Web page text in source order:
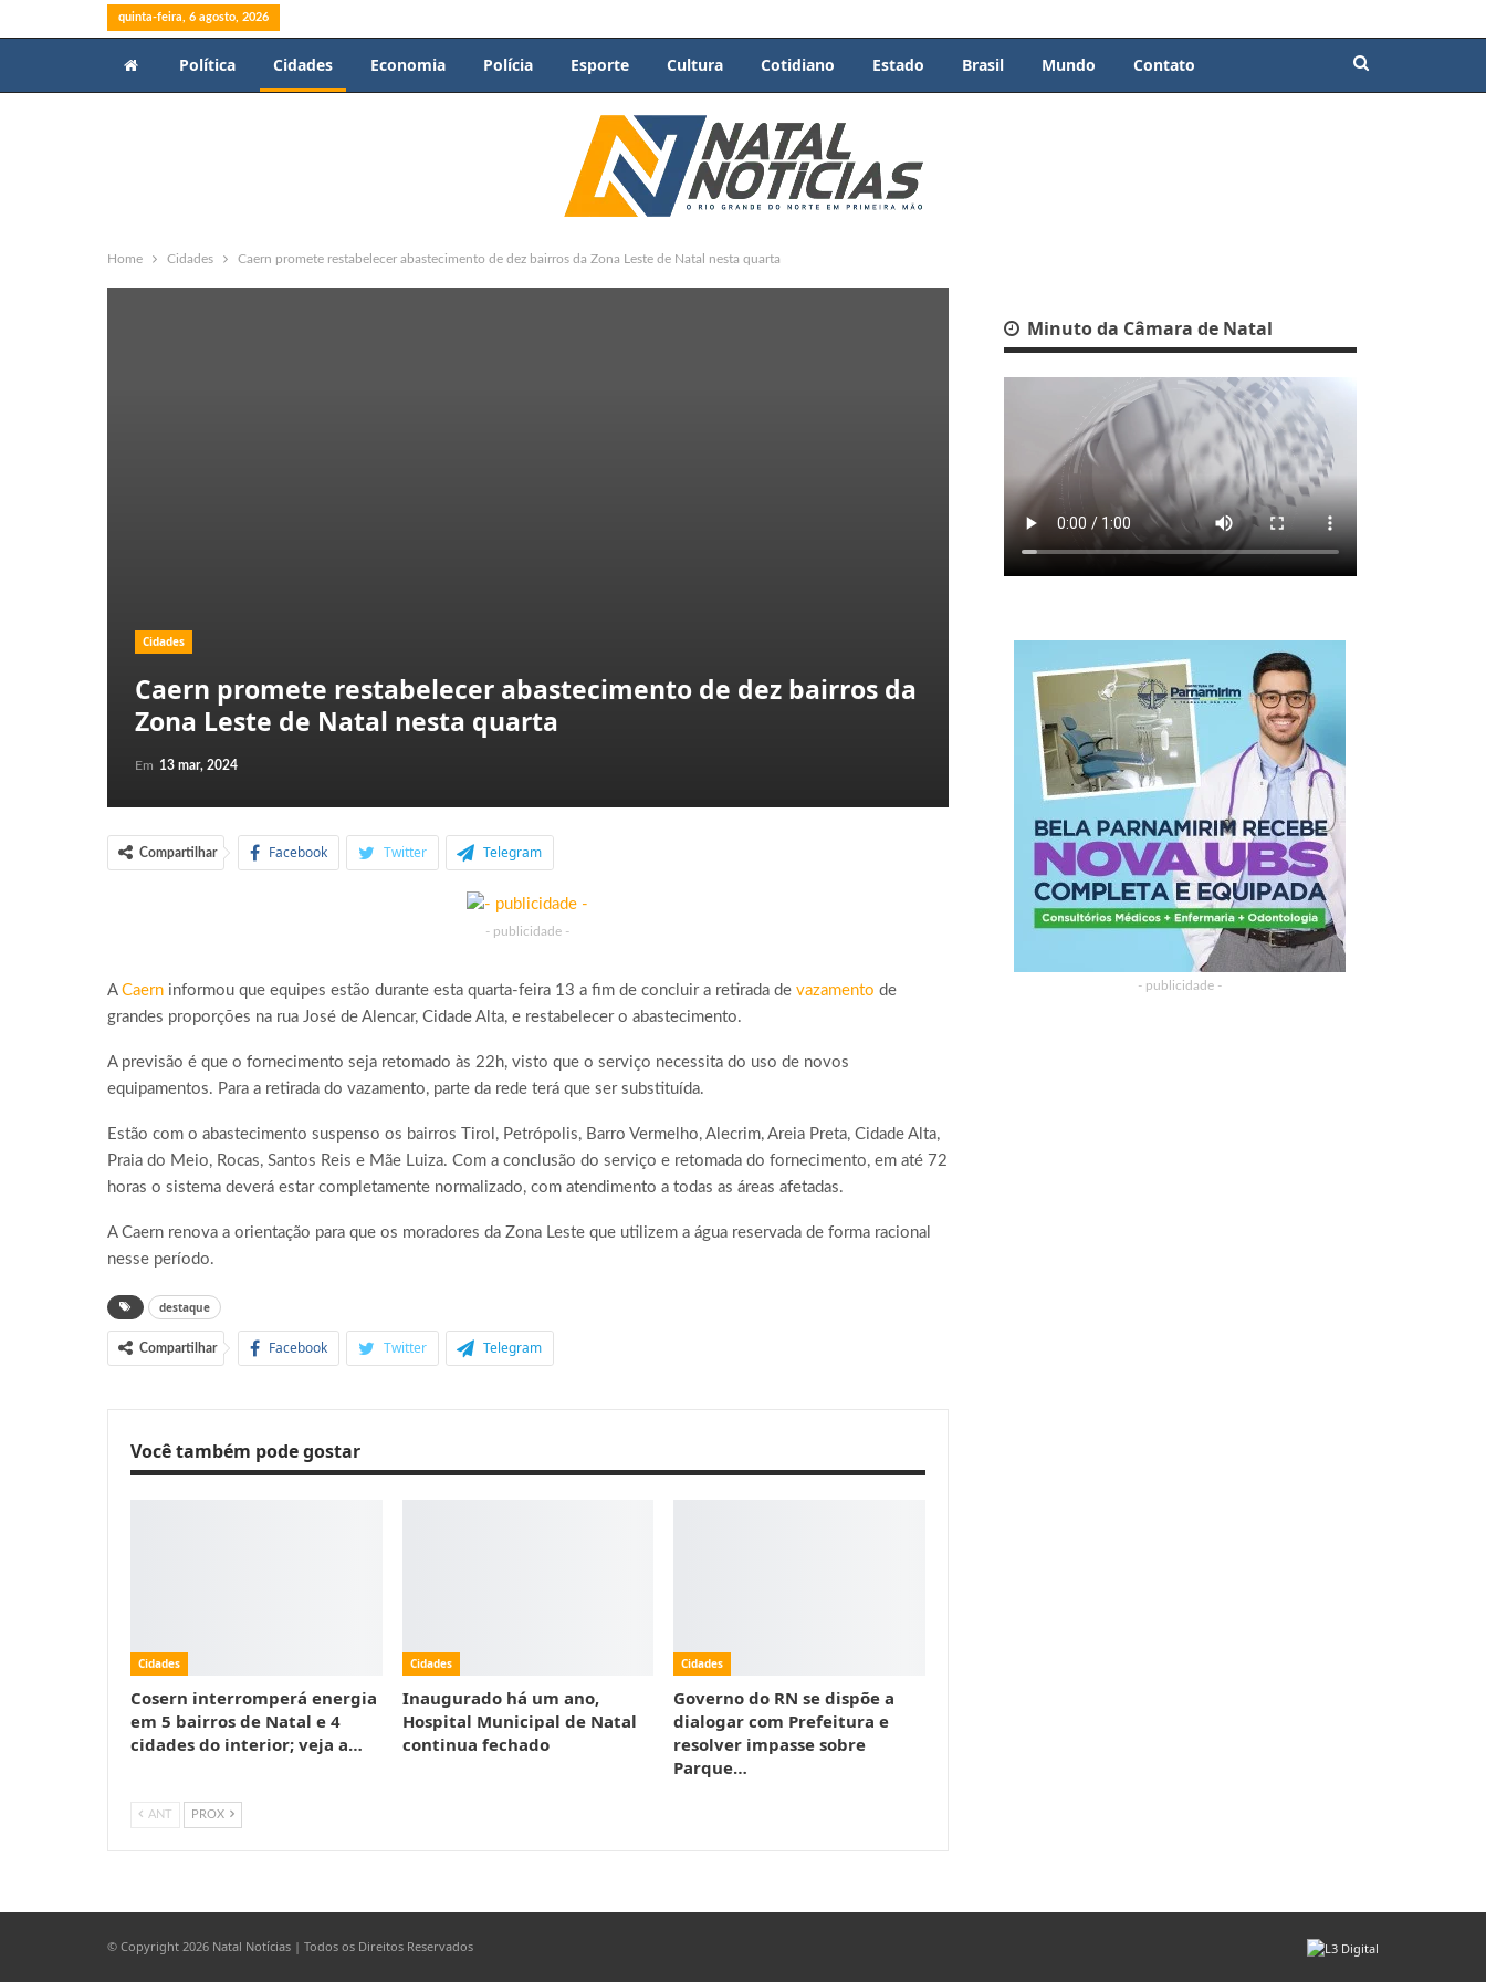
quinta-feira, 6 agosto, 2026
Política Cidades Economia Polícia Esporte Cultura Cotidiano Estado Brasil Mundo Contato
Home Cidades Caern promete restabelecer abastecimento de dez bairros da Zona Leste de Natal nesta quarta
Cidades
Caern promete restabelecer abastecimento de dez bairros da
Zona Leste de Natal nesta quarta
Em 13 mar, 2024
Compartilhar Facebook Twitter Telegram
- publicidade -
A Caern informou que equipes estão durante esta quarta-feira 13 a fim de concluir a retirada de vazamento de
grandes proporções na rua José de Alencar, Cidade Alta, e restabelecer o abastecimento.
A previsão é que o fornecimento seja retomado às 22h, visto que o serviço necessita do uso de novos
equipamentos. Para a retirada do vazamento, parte da rede terá que ser substituída.
Estão com o abastecimento suspenso os bairros Tirol, Petrópolis, Barro Vermelho, Alecrim, Areia Preta, Cidade Alta,
Praia do Meio, Rocas, Santos Reis e Mãe Luiza. Com a conclusão do serviço e retomada do fornecimento, em até 72
horas o sistema deverá estar completamente normalizado, com atendimento a todas as áreas afetadas.
A Caern renova a orientação para que os moradores da Zona Leste que utilizem a água reservada de forma racional
nesse período.
destaque
Compartilhar Facebook Twitter Telegram
Você também pode gostar
Cidades
Cosern interromperá energia
em 5 bairros de Natal e 4
cidades do interior; veja a…
Cidades
Inaugurado há um ano,
Hospital Municipal de Natal
continua fechado
Cidades
Governo do RN se dispõe a
dialogar com Prefeitura e
resolver impasse sobre
Parque…
ANT PROX
Minuto da Câmara de Natal
- publicidade -
© Copyright 2026 Natal Notícias | Todos os Direitos Reservados